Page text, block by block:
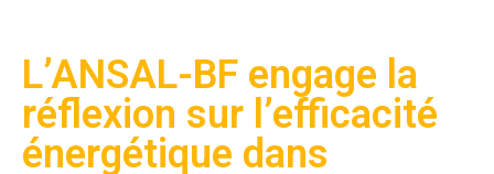
L’ANSAL-BF engage la
réflexion sur l’efficacité
énergétique dans